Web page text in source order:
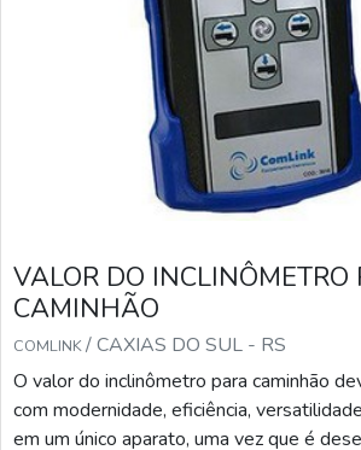
VALOR DO INCLINÔMETRO
CAMINHÃO
COMLINK/ CAXIAS DO SUL - RS
O valor do inclinômetro para caminhão
com modernidade, eficiência,
em um único aparato, uma vez que é